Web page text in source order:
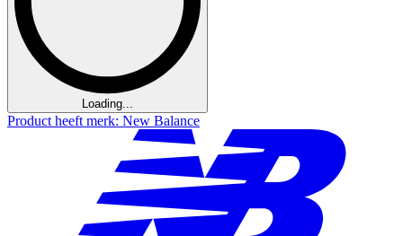
Loading...
Product heeft merk: New Balance